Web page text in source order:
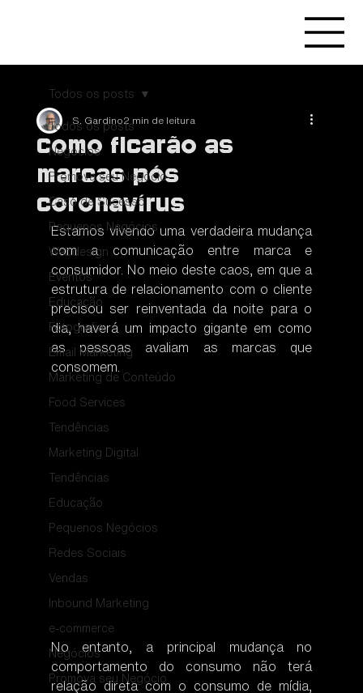
Todos os posts
Negócios
Promova seu Negócio
Caso de Sucesso
Pequenos Negócios
Webdesign
Eventos
Educação
Fotografia
Email Marketing
Marketing de Conteúdo
Food Services
Tendências
Marketing Digital
Tendências
Educação
Pequenos Negócios
Redes Sociais
Vendas
Inbound Marketing
e-commerce
Negócios
Promova seu Negócio
Todos os posts
Como ficarão as
marcas pós
coronavírus
S. Gardino2 min de leitura
Estamos vivendo uma verdadeira mudança
com a comunicação entre marca e
consumidor. No meio deste caos, em que a
estrutura de relacionamento com o cliente
precisou ser reinventada da noite para o
dia, haverá um impacto gigante em como
as pessoas avaliam as marcas que
consomem.
No entanto, a principal mudança no
comportamento do consumo não terá
relação direta com o consumo de mídia,